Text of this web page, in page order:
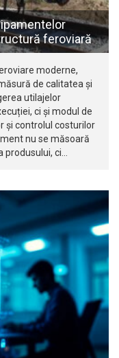
feroviară
moderne,
de calitatea și
utilajelor
ci și modul de
și controlul costurilor
nu se măsoară
produsului, ci…